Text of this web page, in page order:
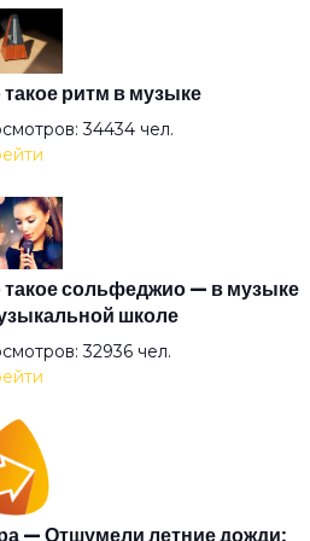
(2008)
такое ритм в музыке
34434 чел.
такое сольфеджио — в музыке
школе
32936 чел.
— Отшумели летние дожди: